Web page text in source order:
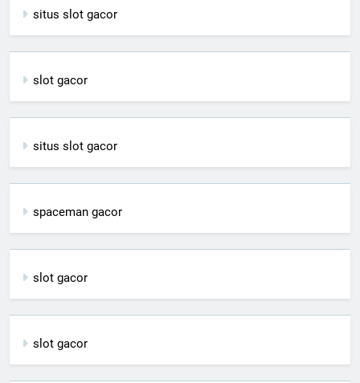
situs slot gacor
slot gacor
situs slot gacor
spaceman gacor
slot gacor
slot gacor